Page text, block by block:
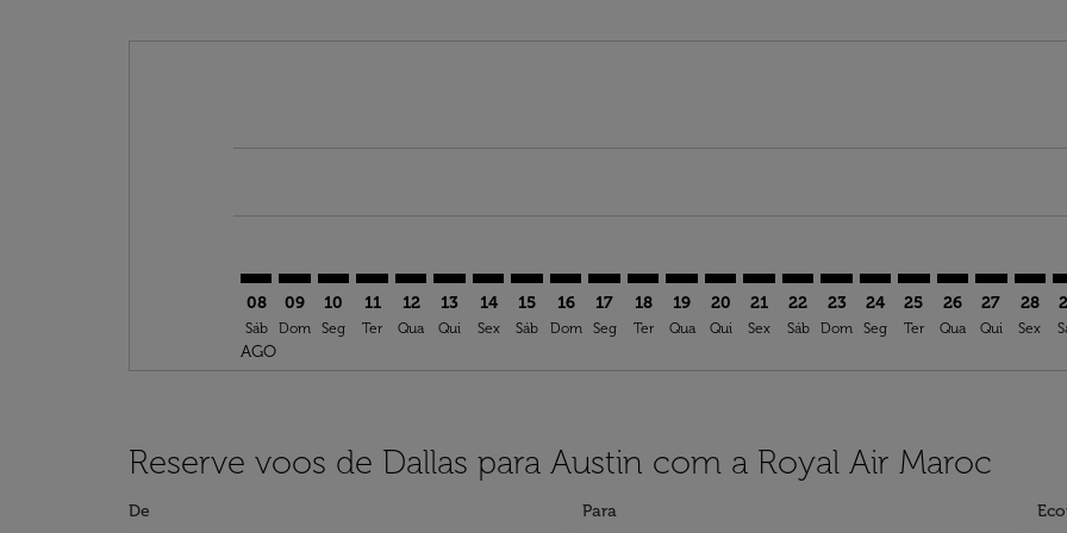
08
Sáb
AGO
09
Dom
10
Seg
11
Ter
12
Qua
13
Qui
14
Sex
15
Sáb
16
Dom
17
Seg
18
Ter
19
Qua
20
Qui
DFW–AUS: cmp-view-offers-
21
Sex
DFW–AUS: cmp-view-offers-
22
Sáb
DFW–AUS: cmp-view-
23
Dom
DFW–AUS: cmp-view-
24
Seg
DFW–AUS: cmp-
25
Ter
DFW–AUS:
26
Qua
27
Qui
28
Sex
Reserve voos de Dallas para Austin com a Royal Air Maroc
De Para